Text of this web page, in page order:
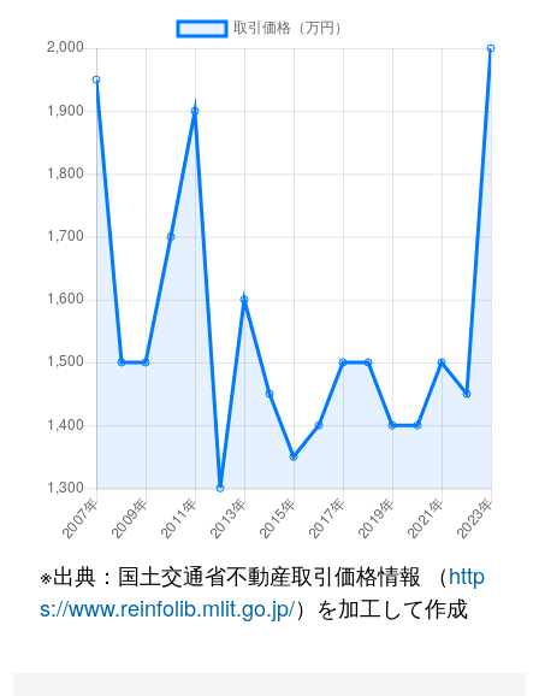
2,200万円 狭山市
中央
徒歩
徒歩
徒歩
大字中新田
徒歩
大字東三ツ木
1,100万円
徒歩4
広瀬
3,200万円 狭山市
徒歩45
広瀬
1,900万円 狭山市
広瀬台
1,600万円 狭山市
徒歩45
広瀬台
970万円 狭山市
徒歩45
広瀬東
1,300万円 狭山市
徒歩45
※出典：国土交通省不動産取引価格情報 （http
s://www.reinfolib.mlit.go.jp/）を加工して作成